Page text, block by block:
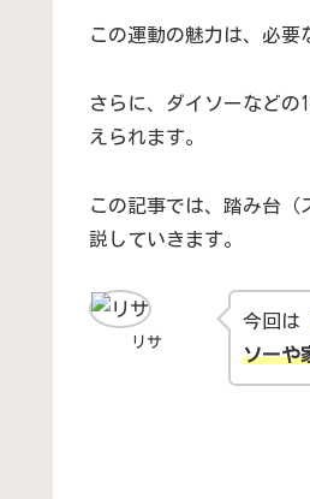
この運動の魅力は、必要
さらに、ダイソーなどの
えられます。
この記事では、踏み台
説していきます。
リサ
今回は
ソーや